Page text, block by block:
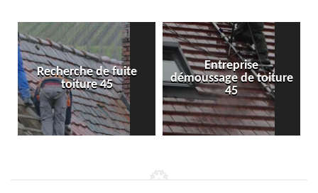
fuite
Entreprise
démoussage de toiture
45
Isolation toiture